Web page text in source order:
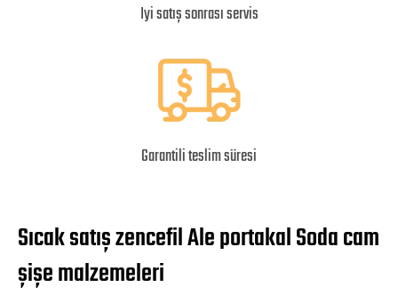
Iyi satış sonrası servis
Garantili teslim süresi
Sıcak satış zencefil Ale portakal Soda cam
şişe malzemeleri